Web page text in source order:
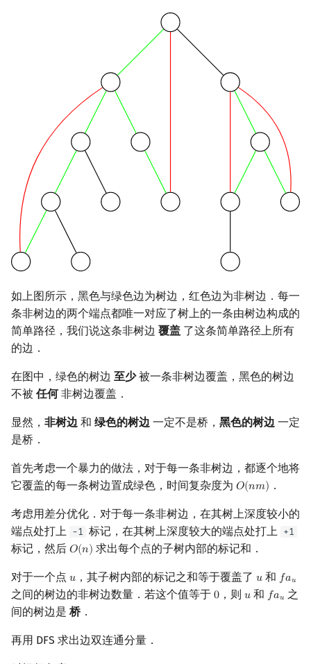
如上图所示，黑色与绿色边为树边，红色边为非树边．每一
条非树边的两个端点都唯一对应了树上的一条由树边构成的
简单路径，我们说这条非树边 覆盖 了这条简单路径上所有
的边．
在图中，绿色的树边 至少被一条非树边覆盖，黑色的树边
不被 任何非树边覆盖．
显然， 非树边 和 绿色的树边 一定不是桥， 黑色的树边 一定
是桥．
首先考虑一个暴力的做法，对于每一条非树边，都逐个地将
它覆盖的每一条树边置成绿色，时间复杂度为 𝑂(𝑛𝑚)
O(nm) ．
考虑用差分优化．对于每一条非树边，在其树上深度较小的
端点处打上
-1 标记，在其树上深度较大的端点处打上 +1
标记，然后 𝑂(𝑛)
O(n) 求出每个点的子树内部的标记和．
对于一个点 𝑢
u ，其子树内部的标记之和等于覆盖了𝑢
u 和 𝑓𝑎𝑢
fau
之间的树边的非树边数量．若这个值等于 0
0 ，则 𝑢
u 和 𝑓𝑎𝑢
fau 之
间的树边是 桥．
再用 DFS 求出边双连通分量．